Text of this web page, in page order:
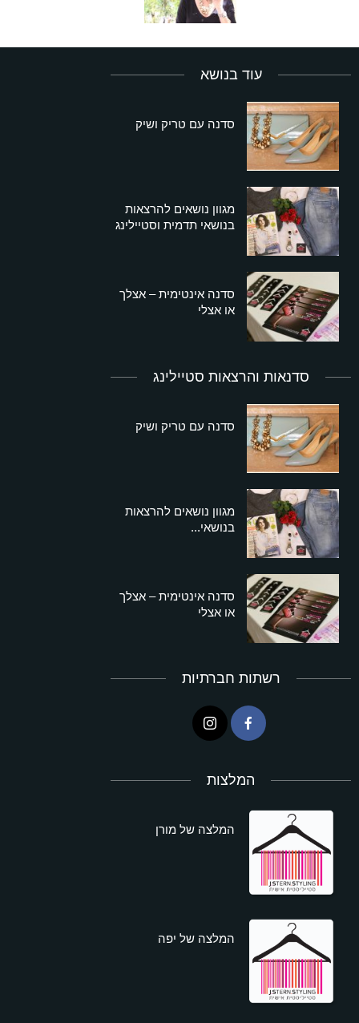
עוד בנושא
סדנה עם טריק ושיק
מגוון נושאים להרצאות
בנושאי תדמית וסטיילינג
סדנה אינטימית – אצלך
או אצלי
סדנאות והרצאות סטיילינג
סדנה עם טריק ושיק
מגוון נושאים להרצאות
בנושאי...
סדנה אינטימית – אצלך
או אצלי
רשתות חברתיות
המלצות
המלצה של מורן
המלצה של יפה